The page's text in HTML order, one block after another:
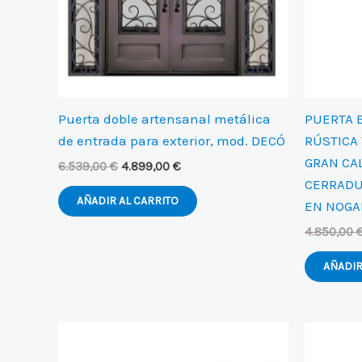
Puerta doble artensanal metálica
de entrada para exterior, mod. DECÓ
6.539,00€ El
original
4.899,00 €El
actual
es:
AÑADIR AL CARRITO
PUERTA
GRAN
EN
4.850,00